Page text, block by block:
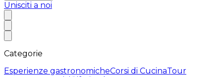
Unisciti a noi
Categorie
Esperienze gastronomicheCorsi di CucinaTour